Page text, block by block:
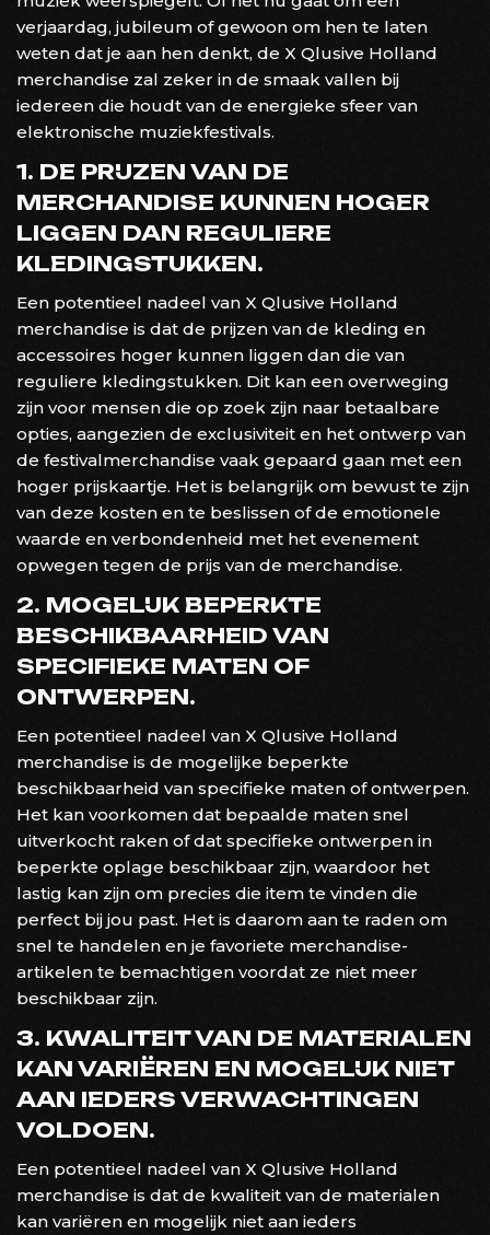
verjaardag, jubileum of gewoon om hen te laten
weten dat je aan hen denkt, de X Qlusive Holland
merchandise zal zeker in de smaak vallen bij
iedereen die houdt van de energieke sfeer van
elektronische muziekfestivals.
1. DE PRIJZEN VAN DE
MERCHANDISE KUNNEN HOGER
LIGGEN DAN REGULIERE
KLEDINGSTUKKEN.
Een potentieel nadeel van X Qlusive Holland
merchandise is dat de prijzen van de kleding en
accessoires hoger kunnen liggen dan die van
reguliere kledingstukken. Dit kan een overweging
zijn voor mensen die op zoek zijn naar betaalbare
opties, aangezien de exclusiviteit en het ontwerp van
de festivalmerchandise vaak gepaard gaan met een
hoger prijskaartje. Het is belangrijk om bewust te zijn
van deze kosten en te beslissen of de emotionele
waarde en verbondenheid met het evenement
opwegen tegen de prijs van de merchandise.
2. MOGELIJK BEPERKTE
BESCHIKBAARHEID VAN
SPECIFIEKE MATEN OF
ONTWERPEN.
Een potentieel nadeel van X Qlusive Holland
merchandise is de mogelijke beperkte
beschikbaarheid van specifieke maten of ontwerpen.
Het kan voorkomen dat bepaalde maten snel
uitverkocht raken of dat specifieke ontwerpen in
beperkte oplage beschikbaar zijn, waardoor het
lastig kan zijn om precies die item te vinden die
perfect bij jou past. Het is daarom aan te raden om
snel te handelen en je favoriete merchandise-
artikelen te bemachtigen voordat ze niet meer
beschikbaar zijn.
3. KWALITEIT VAN DE MATERIALEN
KAN VARIËREN EN MOGELIJK NIET
AAN IEDERS VERWACHTINGEN
VOLDOEN.
Een potentieel nadeel van X Qlusive Holland
merchandise is dat de kwaliteit van de materialen
kan variëren en mogelijk niet aan ieders